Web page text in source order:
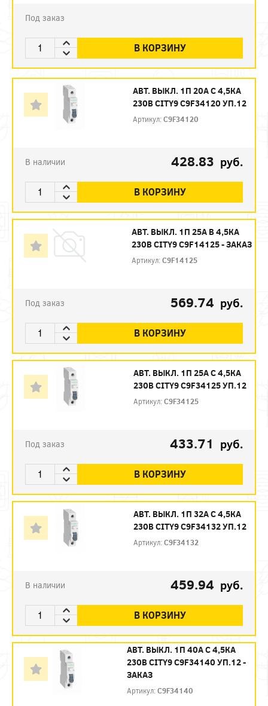
Под заказ
В КОРЗИНУ
АВТ. ВЫКЛ. 1П 20А С 4,5КА
230В CITY9 C9F34120 УП.12
Артикул:C9F34120
В наличии 428.83 руб.
В КОРЗИНУ
АВТ. ВЫКЛ. 1П 25А B 4,5КА
230В CITY9 C9F14125 - ЗАКАЗ
Артикул:C9F14125
Под заказ 569.74 руб.
В КОРЗИНУ
АВТ. ВЫКЛ. 1П 25А С 4,5КА
230В CITY9 C9F34125 УП.12
Артикул:C9F34125
Под заказ 433.71 руб.
В КОРЗИНУ
АВТ. ВЫКЛ. 1П 32А С 4,5КА
230В CITY9 C9F34132 УП.12
Артикул:C9F34132
В наличии 459.94 руб.
В КОРЗИНУ
АВТ. ВЫКЛ. 1П 40А С 4,5КА
230В CITY9 C9F34140 УП.12 -
ЗАКАЗ
Артикул:C9F34140